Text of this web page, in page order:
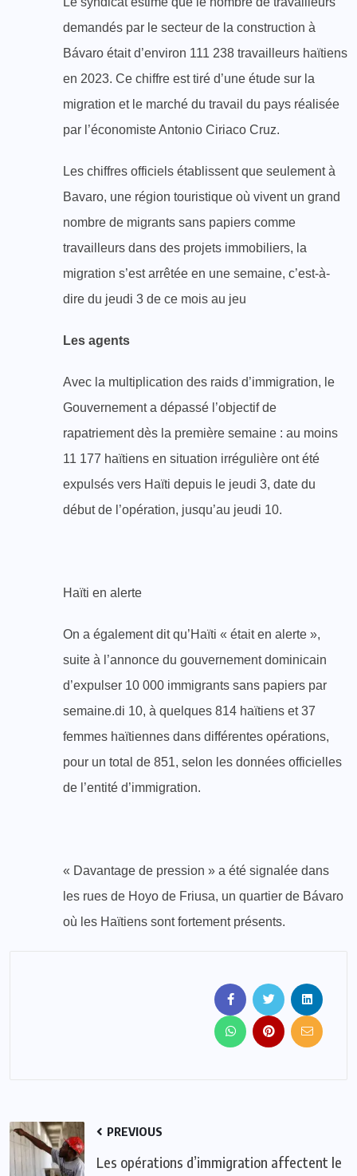
demandés par le secteur de la construction à
Bávaro était d’environ 111 238 travailleurs haïtiens
en 2023. Ce chiffre est tiré d’une étude sur la
migration et le marché du travail du pays réalisée
par l’économiste Antonio Ciriaco Cruz.
Les chiffres officiels établissent que seulement à
Bavaro, une région touristique où vivent un grand
nombre de migrants sans papiers comme
travailleurs dans des projets immobiliers, la
migration s’est arrêtée en une semaine, c’est-à-
dire du jeudi 3 de ce mois au jeu
Les agents
Avec la multiplication des raids d’immigration, le
Gouvernement a dépassé l’objectif de
rapatriement dès la première semaine : au moins
11 177 haïtiens en situation irrégulière ont été
expulsés vers Haïti depuis le jeudi 3, date du
début de l’opération, jusqu’au jeudi 10.
Haïti en alerte
On a également dit qu’Haïti « était en alerte »,
suite à l’annonce du gouvernement dominicain
d’expulser 10 000 immigrants sans papiers par
semaine.di 10, à quelques 814 haïtiens et 37
femmes haïtiennes dans différentes opérations,
pour un total de 851, selon les données officielles
de l’entité d’immigration.
« Davantage de pression » a été signalée dans
les rues de Hoyo de Friusa, un quartier de Bávaro
où les Haïtiens sont fortement présents.
PREVIOUS
Les opérations d’immigration affectent le